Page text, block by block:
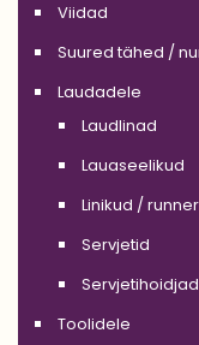
Viidad
Suured tähed /
Laudadele
Laudlinad
Lauaseelikud
Linikud /
Servjetid
Servjetihoidjad
Toolidele